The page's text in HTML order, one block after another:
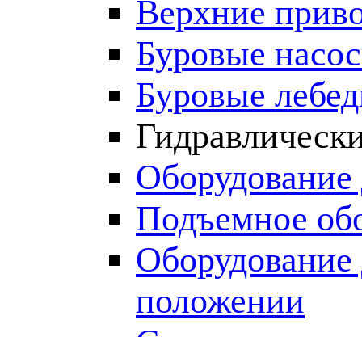
Верхние
Буровые
Буровые
Подъемное
Оборудование
положении